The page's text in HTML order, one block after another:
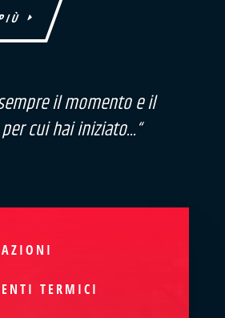
il momento e il
cui hai iniziato...“
TERMICI